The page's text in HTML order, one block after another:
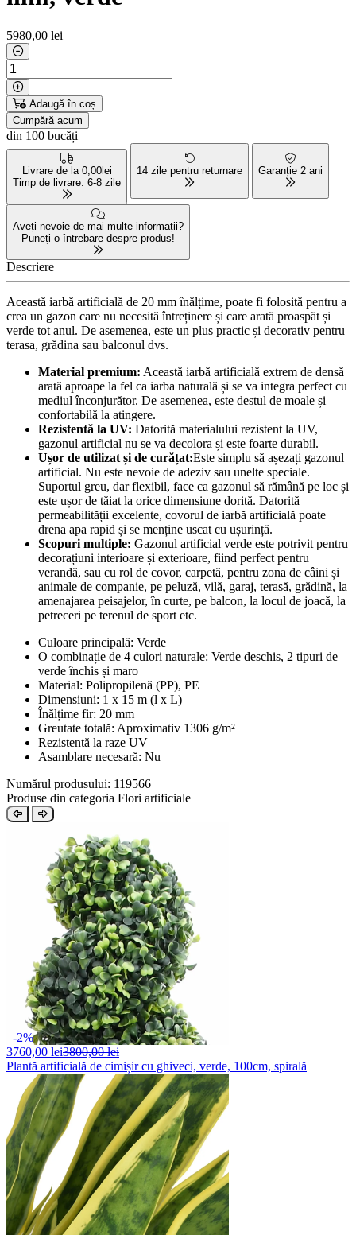
5980,00 lei
Adaugă în coș
Cumpără acum
din 100 bucăți
Livrare de la 0,00lei
Timp de livrare: 6-8 zile
14 zile pentru returnare Garanție 2 ani
Aveți nevoie de mai multe informații?
Puneți o întrebare despre produs!
Descriere
Această iarbă artificială de 20 mm înălțime, poate fi folosită pentru a
crea un gazon care nu necesită întreținere și care arată proaspăt și
verde tot anul. De asemenea, este un plus practic și decorativ pentru
terasa, grădina sau balconul dvs.
Material premium: Această iarbă artificială extrem de densă
arată aproape la fel ca iarba naturală și se va integra perfect cu
mediul înconjurător. De asemenea, este destul de moale și
confortabilă la atingere.
Rezistentă la UV: Datorită materialului rezistent la UV,
gazonul artificial nu se va decolora și este foarte durabil.
Ușor de utilizat și de curățat:Este simplu să așezați gazonul
artificial. Nu este nevoie de adeziv sau unelte speciale.
Suportul greu, dar flexibil, face ca gazonul să rămână pe loc și
este ușor de tăiat la orice dimensiune dorită. Datorită
permeabilității excelente, covorul de iarbă artificială poate
drena apa rapid și se menține uscat cu ușurință.
Scopuri multiple: Gazonul artificial verde este potrivit pentru
decorațiuni interioare și exterioare, fiind perfect pentru
verandă, sau cu rol de covor, carpetă, pentru zona de câini și
animale de companie, pe peluză, vilă, garaj, terasă, grădină, la
amenajarea peisajelor, în curte, pe balcon, la locul de joacă, la
petreceri pe terenul de sport etc.
Culoare principală: Verde
O combinație de 4 culori naturale: Verde deschis, 2 tipuri de
verde închis și maro
Material: Polipropilenă (PP), PE
Dimensiuni: 1 x 15 m (l x L)
Înălțime fir: 20 mm
Greutate totală: Aproximativ 1306 g/m²
Rezistentă la raze UV
Asamblare necesară: Nu
Numărul produsului: 119566
Produse din categoria Flori artificiale
-2%
3760,00 lei3800,00 lei
Plantă artificială de cimișir cu ghiveci, verde, 100cm, spirală